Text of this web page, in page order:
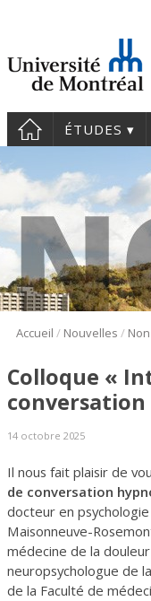
ÉTUDES
Accueil / Nouvelles /
Colloque «
conversation
14 octobre 2025
Il nous fait plaisir de
de conversation
docteur en
Maisonneuve-
médecine de la
neuropsychologue de
de la Faculté de